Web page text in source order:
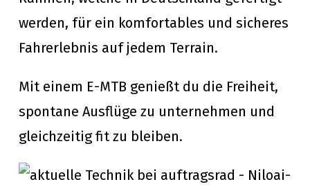
werden, für ein komfortables und sicheres
Fahrerlebnis auf jedem Terrain.
Mit einem E-MTB genießt du die Freiheit,
spontane Ausflüge zu unternehmen und
gleichzeitig fit zu bleiben.